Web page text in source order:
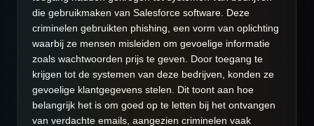
die gebruikmaken van Salesforce software. Deze
criminelen gebruikten phishing, een vorm van oplichting
waarbij ze mensen misleiden om gevoelige informatie
zoals wachtwoorden prijs te geven. Door toegang te
krijgen tot de systemen van deze bedrijven, konden ze
gevoelige klantgegevens stelen. Dit toont aan hoe
belangrijk het is om goed op te letten bij het ontvangen
van verdachte emails, aangezien criminelen vaak